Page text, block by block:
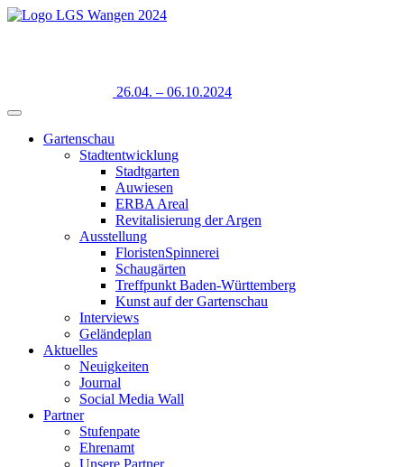
26.04. – 06.10.2024
Gartenschau
Stadtentwicklung
Stadtgarten
Auwiesen
ERBA Areal
Revitalisierung der Argen
Ausstellung
FloristenSpinnerei
Schaugärten
Treffpunkt Baden-Württemberg
Kunst auf der Gartenschau
Interviews
Geländeplan
Aktuelles
Neuigkeiten
Journal
Social Media Wall
Partner
Stufenpate
Ehrenamt
Unsere Partner